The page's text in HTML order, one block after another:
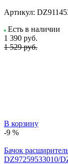
Артикул:
Есть в наличии
1 390 руб.
1 529 руб.
В корзину
-9 %
Бачок
DZ97259533010/